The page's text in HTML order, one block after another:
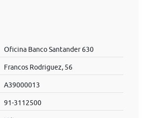
Oficina Banco Santander 630
Francos Rodriguez, 56
A39000013
91-3112500